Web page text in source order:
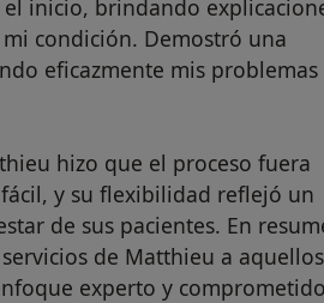
inicio, brindando
condición. Demostró una
eficazmente mis problemas
hizo que el proceso fuera
y su flexibilidad reflejó un
de sus pacientes. En
de Matthieu a
experto y